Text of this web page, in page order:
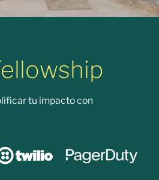
tu impacto con